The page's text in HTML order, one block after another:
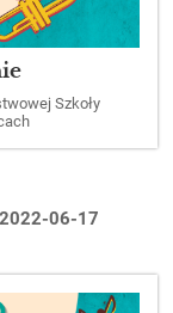
Szkoły
06-17